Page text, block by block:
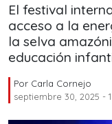
El festival
acceso a la
la selva
educación
Por Carla Cornejo
septiembre 30, 2025 -